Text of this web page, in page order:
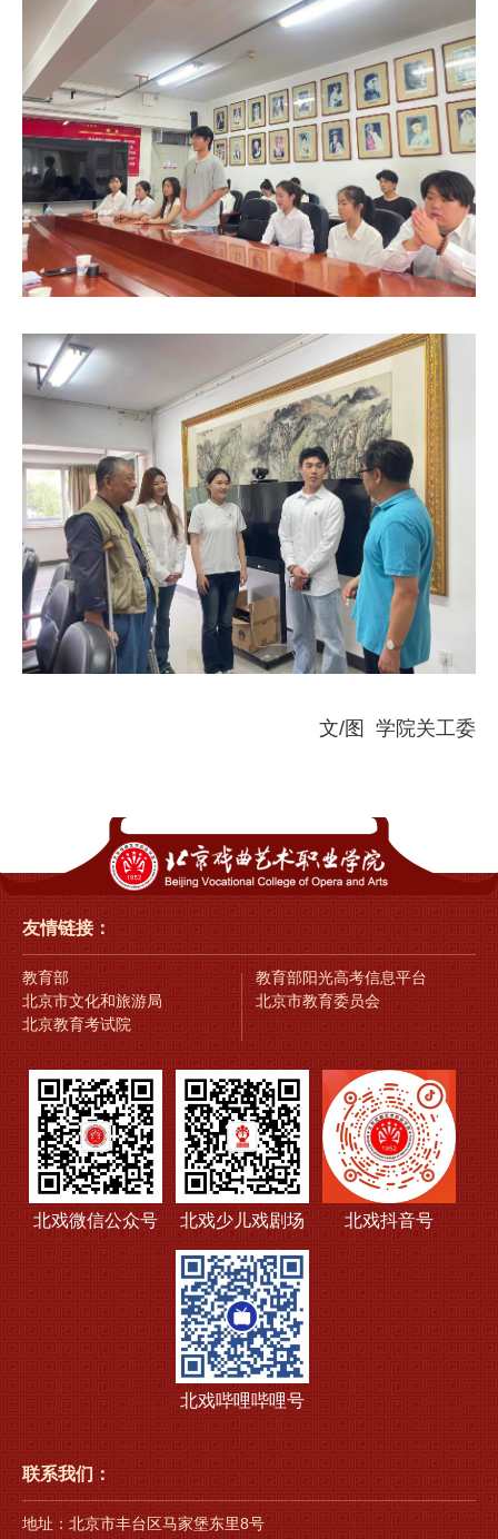
文/图 学院关工委
友情链接：
教育部
北京市文化和旅游局
教育部阳光高考信息平台
北京市教育委员会
北京教育考试院
北戏微信公众号 北戏少儿戏剧场 北戏抖音号
北戏哔哩哔哩号
联系我们：
地址：北京市丰台区马家堡东里8号